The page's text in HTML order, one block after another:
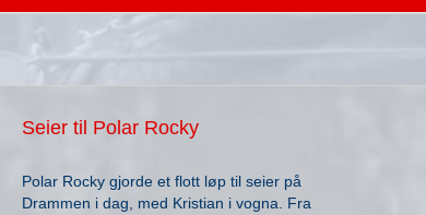
Seier til Polar Rocky
Polar Rocky gjorde et flott løp til seier på
Drammen i dag, med Kristian i vogna. Fra